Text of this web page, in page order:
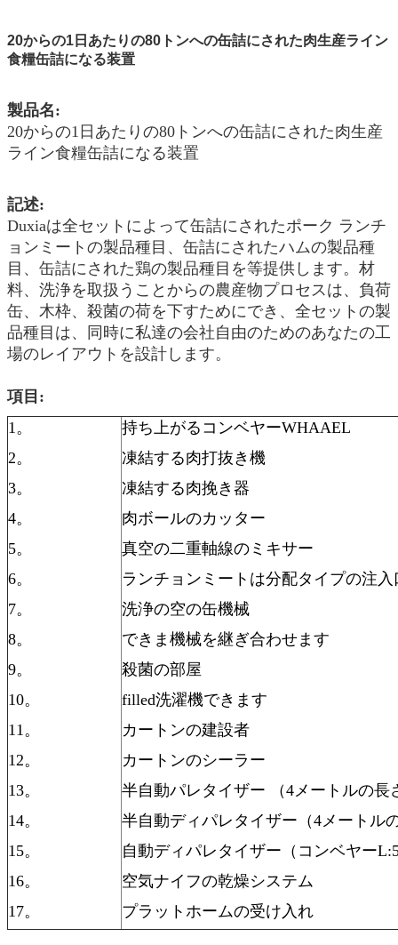
20からの1日あたりの80トンへの缶詰にされた肉生産ライン
食糧缶詰になる装置
製品名:
20からの1日あたりの80トンへの缶詰にされた肉生産
ライン食糧缶詰になる装置
記述:
Duxiaは全セットによって缶詰にされたポーク ランチ
ョンミートの製品種目、缶詰にされたハムの製品種
目、缶詰にされた鶏の製品種目を等提供します。材
料、洗浄を取扱うことからの農産物プロセスは、負荷
缶、木枠、殺菌の荷を下すためにでき、全セットの製
品種目は、同時に私達の会社自由のためのあなたの工
場のレイアウトを設計します。
項目:
1。
2。
3。
4。
5。
6。
7。
8。
9。
10。
11。
12。
13。
14。
15。
16。
17。
持ち上がるコンベヤーWHAAEL
凍結する肉打抜き機
凍結する肉挽き器
肉ボールのカッター
真空の二重軸線のミキサー
ランチョンミートは分配タイプの注
洗浄の空の缶機械
できま機械を継ぎ合わせます
殺菌の部屋
filled洗濯機できます
カートンの建設者
カートンのシーラー
半自動パレタイザー （4メートルの長
半自動ディパレタイザー（4メートル
自動ディパレタイザー（コンベヤー
空気ナイフの乾燥システム
プラットホームの受け入れ